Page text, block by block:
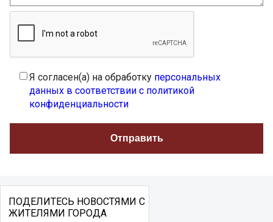
Я согласен(а) на обработку персональных
данных в соответствии с политикой
конфиденциальности
ПОДЕЛИТЕСЬ НОВОСТЯМИ С
ЖИТЕЛЯМИ ГОРОДА